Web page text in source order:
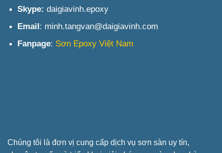
Chúng tôi là đơn vị cung cấp dịch vụ sơn sàn uy tín,
Skype: daigiavinh.epoxy
Email: minh.tangvan@daigiavinh.com
Fanpage: Sơn Epoxy Việt Nam